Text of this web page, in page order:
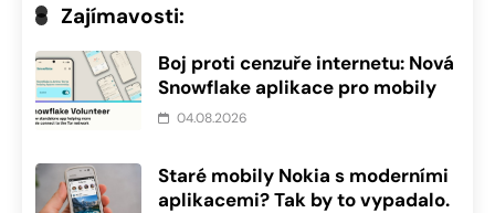
Zajímavosti:
Boj proti cenzuře internetu: Nová
Snowflake aplikace pro mobily
04.08.2026
Staré mobily Nokia s moderními
aplikacemi? Tak by to vypadalo.